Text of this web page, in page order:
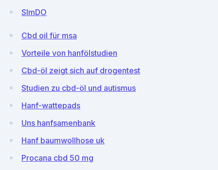
SImDO
Cbd oil für msa
Vorteile von hanfölstudien
Cbd-öl zeigt sich auf drogentest
Studien zu cbd-öl und autismus
Hanf-wattepads
Uns hanfsamenbank
Hanf baumwollhose uk
Procana cbd 50 mg